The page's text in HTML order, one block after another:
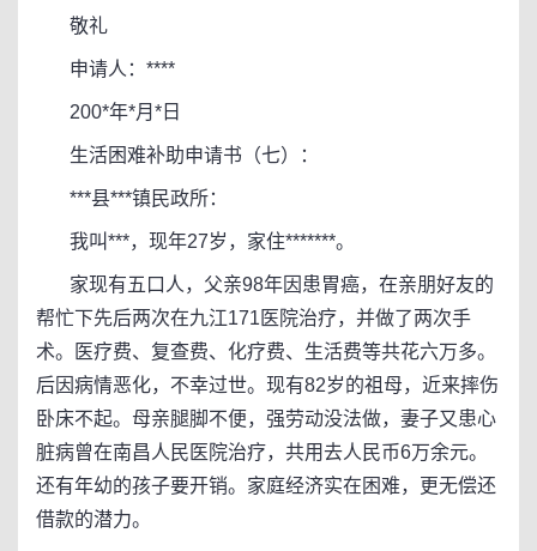
敬礼
申请人：****
200*年*月*日
生活困难补助申请书（七）：
***县***镇民政所：
我叫***，现年27岁，家住*******。
家现有五口人，父亲98年因患胃癌，在亲朋好友的
帮忙下先后两次在九江171医院治疗，并做了两次手
术。医疗费、复查费、化疗费、生活费等共花六万多。
后因病情恶化，不幸过世。现有82岁的祖母，近来摔伤
卧床不起。母亲腿脚不便，强劳动没法做，妻子又患心
脏病曾在南昌人民医院治疗，共用去人民币6万余元。
还有年幼的孩子要开销。家庭经济实在困难，更无偿还
借款的潜力。